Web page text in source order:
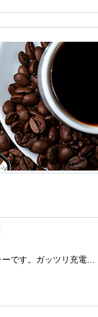
「SB-700」セルスターがかなり昔から販売しているソーラーチャージャーです。ガッツリ充電する用ではなく待機電力(暗電流って言うらしい)対策�...